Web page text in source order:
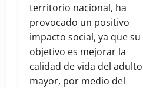
territorio nacional, ha
provocado un positivo
impacto social, ya que su
objetivo es mejorar la
calidad de vida del adulto
mayor, por medio del